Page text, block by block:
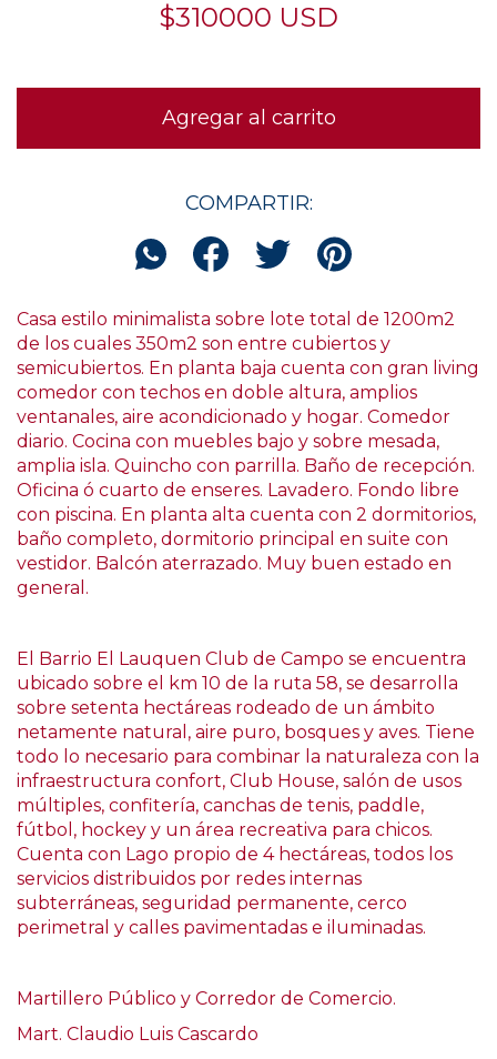
$310000 USD
COMPARTIR:
Casa estilo minimalista sobre lote total de 1200m2
de los cuales 350m2 son entre cubiertos y
semicubiertos. En planta baja cuenta con gran living
comedor con techos en doble altura, amplios
ventanales, aire acondicionado y hogar. Comedor
diario. Cocina con muebles bajo y sobre mesada,
amplia isla. Quincho con parrilla. Baño de recepción.
Oficina ó cuarto de enseres. Lavadero. Fondo libre
con piscina. En planta alta cuenta con 2 dormitorios,
baño completo, dormitorio principal en suite con
vestidor. Balcón aterrazado. Muy buen estado en
general.
El Barrio El Lauquen Club de Campo se encuentra
ubicado sobre el km 10 de la ruta 58, se desarrolla
sobre setenta hectáreas rodeado de un ámbito
netamente natural, aire puro, bosques y aves. Tiene
todo lo necesario para combinar la naturaleza con la
infraestructura confort, Club House, salón de usos
múltiples, confitería, canchas de tenis, paddle,
fútbol, hockey y un área recreativa para chicos.
Cuenta con Lago propio de 4 hectáreas, todos los
servicios distribuidos por redes internas
subterráneas, seguridad permanente, cerco
perimetral y calles pavimentadas e iluminadas.
Martillero Público y Corredor de Comercio.
Mart. Claudio Luis Cascardo